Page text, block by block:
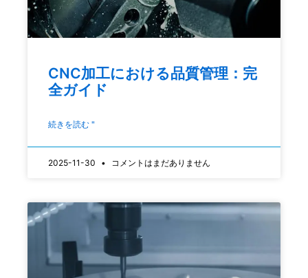
CNC加工における品質管理：完
全ガイド
続きを読む "
2025-11-30 コメントはまだありません